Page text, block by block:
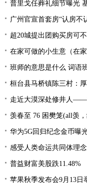
普里戈任葬礼细节曝光
广州官宣首套房“认房不
超20城提出团购买房可
在家可做的小生意（在家
班师的意思是什么 词语
桓台县马桥镇陈三村：
走近大漠深处修井人——
羡春至 76 困樊笼(all羡，纯真公
华为5G回归纪念金币曝
感受人类命运共同体理
普益财富美股跌11.48%
苹果秋季发布会9月13日